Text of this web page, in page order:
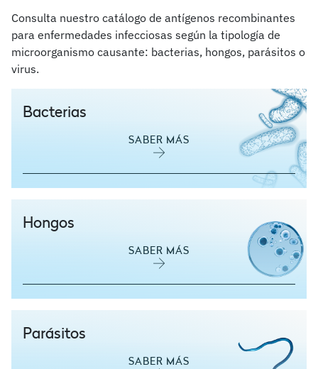
Consulta nuestro catálogo de antígenos recombinantes
para enfermedades infecciosas según la tipología de
microorganismo causante: bacterias, hongos, parásitos o
virus.
Bacterias
SABER MÁS
Hongos
SABER MÁS
Parásitos
SABER MÁS